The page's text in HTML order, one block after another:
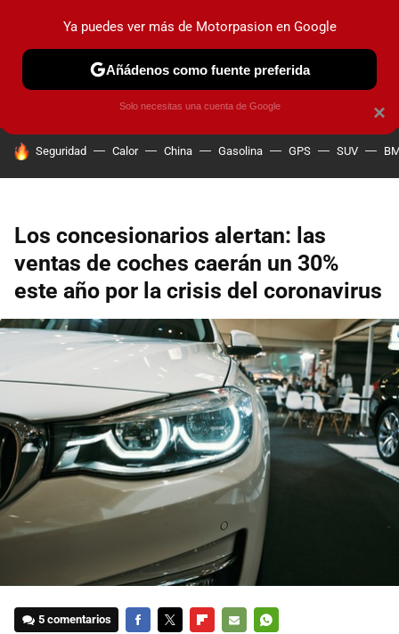
PRUEBAS COCHES ELÉCTRICOS OBSERVATORIO
HOY SE HABLA DE
Seguridad Calor China Gasolina GPS SUV
Los concesionarios alertan: las
ventas de coches caerán un 30%
este año por la crisis del coronavirus
5 comentarios
×
Ya puedes ver más de Motorpasion en Google
Añádenos como fuente preferida
Solo necesitas una cuenta de Google